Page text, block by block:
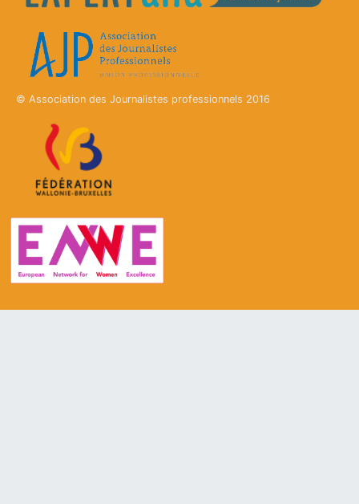
© Association des Journalistes professionnels 2016